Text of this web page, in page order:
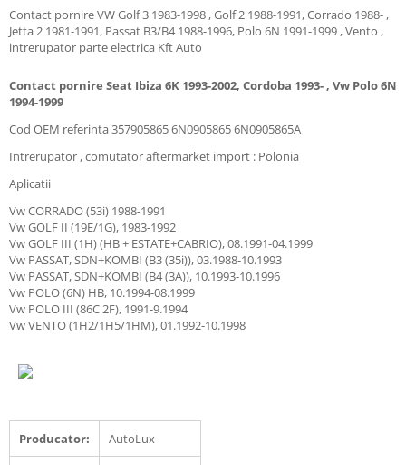
Contact pornire VW Golf 3 1983-1998 , Golf 2 1988-1991, Corrado 1988- ,
Jetta 2 1981-1991, Passat B3/B4 1988-1996, Polo 6N 1991-1999 , Vento ,
intrerupator parte electrica Kft Auto
Contact pornire Seat Ibiza 6K 1993-2002, Cordoba 1993- , Vw Polo 6N
1994-1999
Cod OEM referinta 357905865 6N0905865 6N0905865A
Intrerupator , comutator aftermarket import : Polonia
Aplicatii
Vw CORRADO (53i) 1988-1991
Vw GOLF II (19E/1G), 1983-1992
Vw GOLF III (1H) (HB + ESTATE+CABRIO), 08.1991-04.1999
Vw PASSAT, SDN+KOMBI (B3 (35i)), 03.1988-10.1993
Vw PASSAT, SDN+KOMBI (B4 (3A)), 10.1993-10.1996
Vw POLO (6N) HB, 10.1994-08.1999
Vw POLO III (86C 2F), 1991-9.1994
Vw VENTO (1H2/1H5/1HM), 01.1992-10.1998
Producator: AutoLux